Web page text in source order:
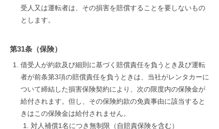
受人又は運転者は、その損害を賠償することを要しないもの
とします。
第31条（保険）
借受人が約款及び細則に基づく賠償責任を負うとき及び運転
者が前条第3項の賠償責任を負うときは、当社がレンタカーに
ついて締結した損害保険契約により、次の限度内の保険金が
給付されます。但し、その保険約款の免責事由に該当すると
きはこの保険金は給付されません。
対人補償1名につき無制限（自賠責保険を含む）